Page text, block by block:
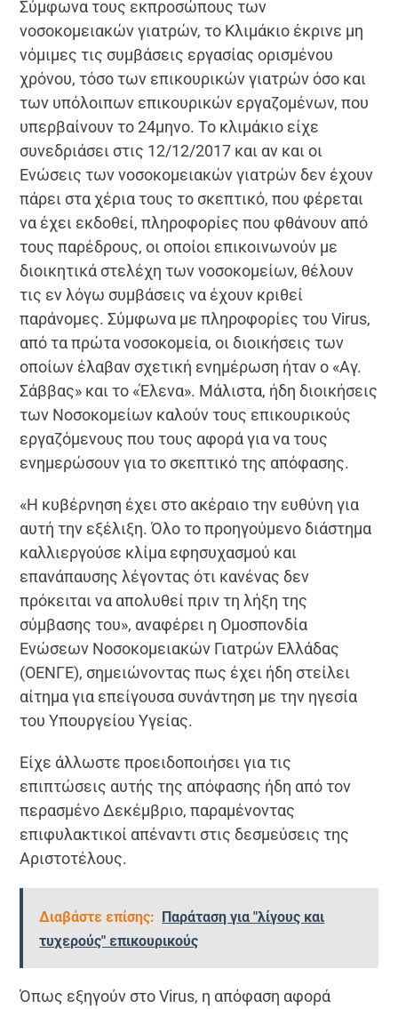
Σύμφωνα τους εκπροσώπους των
νοσοκομειακών γιατρών, το Κλιμάκιο έκρινε μη
νόμιμες τις συμβάσεις εργασίας ορισμένου
χρόνου, τόσο των επικουρικών γιατρών όσο και
των υπόλοιπων επικουρικών εργαζομένων, που
υπερβαίνουν το 24μηνο. Το κλιμάκιο είχε
συνεδριάσει στις 12/12/2017 και αν και οι
Ενώσεις των νοσοκομειακών γιατρών δεν έχουν
πάρει στα χέρια τους το σκεπτικό, που φέρεται
να έχει εκδοθεί, πληροφορίες που φθάνουν από
τους παρέδρους, οι οποίοι επικοινωνούν με
διοικητικά στελέχη των νοσοκομείων, θέλουν
τις εν λόγω συμβάσεις να έχουν κριθεί
παράνομες. Σύμφωνα με πληροφορίες του Virus,
από τα πρώτα νοσοκομεία, οι διοικήσεις των
οποίων έλαβαν σχετική ενημέρωση ήταν ο «Αγ.
Σάββας» και το «Έλενα». Μάλιστα, ήδη διοικήσεις
των Νοσοκομείων καλούν τους επικουρικούς
εργαζόμενους που τους αφορά για να τους
ενημερώσουν για το σκεπτικό της απόφασης.
«Η κυβέρνηση έχει στο ακέραιο την ευθύνη για
αυτή την εξέλιξη. Όλο το προηγούμενο διάστημα
καλλιεργούσε κλίμα εφησυχασμού και
επανάπαυσης λέγοντας ότι κανένας δεν
πρόκειται να απολυθεί πριν τη λήξη της
σύμβασης του», αναφέρει η Ομοσπονδία
Ενώσεων Νοσοκομειακών Γιατρών Ελλάδας
(ΟΕΝΓΕ), σημειώνοντας πως έχει ήδη στείλει
αίτημα για επείγουσα συνάντηση με την ηγεσία
του Υπουργείου Υγείας.
Είχε άλλωστε προειδοποιήσει για τις
επιπτώσεις αυτής της απόφασης ήδη από τον
περασμένο Δεκέμβριο, παραμένοντας
επιφυλακτικοί απέναντι στις δεσμεύσεις της
Αριστοτέλους.
Διαβάστε επίσης: Παράταση για "λίγους και
τυχερούς" επικουρικούς
Όπως εξηγούν στο Virus, η απόφαση αφορά